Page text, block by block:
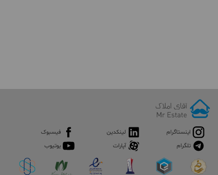
اینستاگرام لینکدین
فیسبوک
تلگرام
آپارات یوتیوب